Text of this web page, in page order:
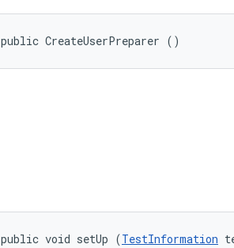
public CreateUserPreparer ()
public void setUp (TestInformation